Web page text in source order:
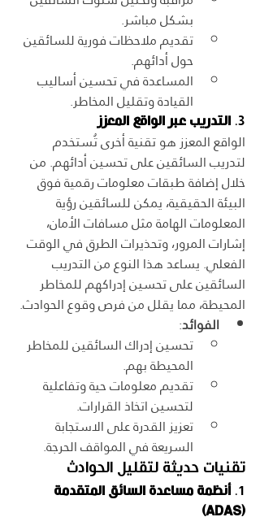
بشكل مباشر.
تقديم ملاحظات فورية للسائقين
حول أدائهم.
المساعدة في تحسين أساليب
القيادة وتقليل المخاطر.
3. التدريب عبر الواقع المعزز
الواقع المعزز هو تقنية أخرى تُستخدم
لتدريب السائقين على تحسين أدائهم. من
خلال إضافة طبقات معلومات رقمية فوق
البيئة الحقيقية، يمكن للسائقين رؤية
المعلومات الهامة مثل مسافات الأمان،
إشارات المرور، وتحذيرات الطرق في الوقت
الفعلي. يساعد هذا النوع من التدريب
السائقين على تحسين إدراكهم للمخاطر
المحيطة، مما يقلل من فرص وقوع الحوادث.
الفوائد:
تحسين إدراك السائقين للمخاطر
المحيطة بهم.
تقديم معلومات حية وتفاعلية
لتحسين اتخاذ القرارات.
تعزيز القدرة على الاستجابة
السريعة في المواقف الحرجة.
تقنيات حديثة لتقليل الحوادث
1. أنظمة مساعدة السائق المتقدمة
(ADAS)